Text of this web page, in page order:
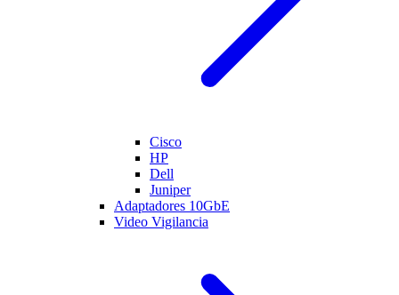
Cisco
HP
Dell
Juniper
Adaptadores 10GbE
Video Vigilancia